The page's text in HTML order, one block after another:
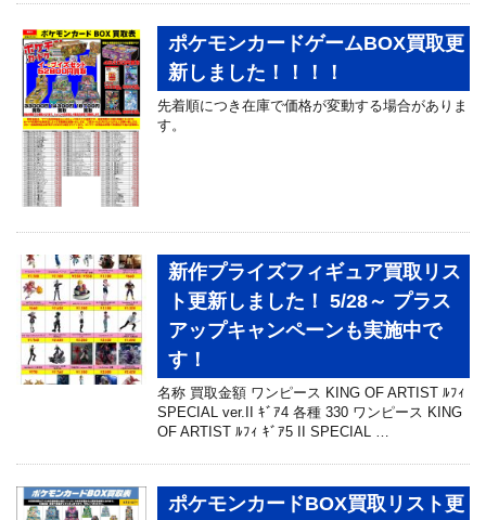
ポケモンカードゲームBOX買取更
新しました！！！！
先着順につき在庫で価格が変動する場合がありま
す。
新作プライズフィギュア買取リス
ト更新しました！ 5/28～ プラス
アップキャンペーンも実施中で
す！
名称 買取金額 ワンピース KING OF ARTIST ﾙﾌｨ
SPECIAL ver.II ｷﾞｱ4 各種 330 ワンピース KING
OF ARTIST ﾙﾌｨ ｷﾞｱ5 II SPECIAL …
ポケモンカードBOX買取リスト更